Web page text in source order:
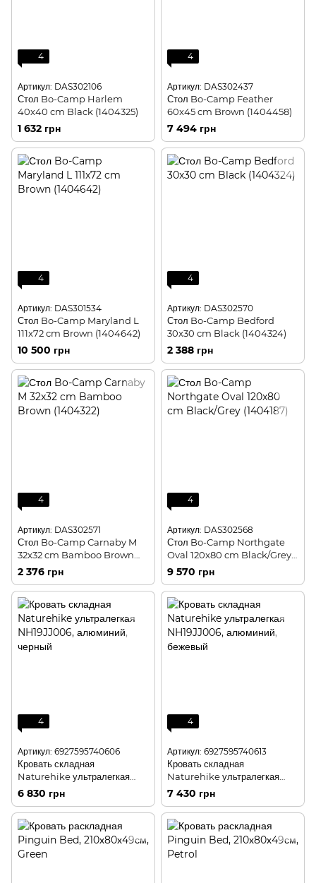
4
Артикул: DAS302106
Стол Bo-Camp Harlem
40x40 cm Black (1404325)
1 632 грн
4
Артикул: DAS302437
Стол Bo-Camp Feather
60x45 cm Brown (1404458)
7 494 грн
4
Артикул: DAS301534
Стол Bo-Camp Maryland L
111x72 cm Brown (1404642)
10 500 грн
4
Артикул: DAS302570
Стол Bo-Camp Bedford
30x30 cm Black (1404324)
2 388 грн
4
Артикул: DAS302571
Стол Bo-Camp Carnaby M
32x32 cm Bamboo Brown
(1404322)
2 376 грн
4
Артикул: DAS302568
Стол Bo-Camp Northgate
Oval 120x80 cm Black/Grey
(1404187)
9 570 грн
4
Артикул: 6927595740606
Кровать складная
Naturehike ультралегкая
NH19JJ006, алюминий,
6 830 грн
4
Артикул: 6927595740613
Кровать складная
Naturehike ультралегкая
NH19JJ006, алюминий,
бежевый
7 430 грн